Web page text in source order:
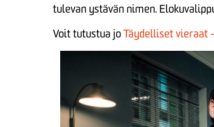
tulevan ystävän nimen.
Voit tutustua joTäydelliset vieraat